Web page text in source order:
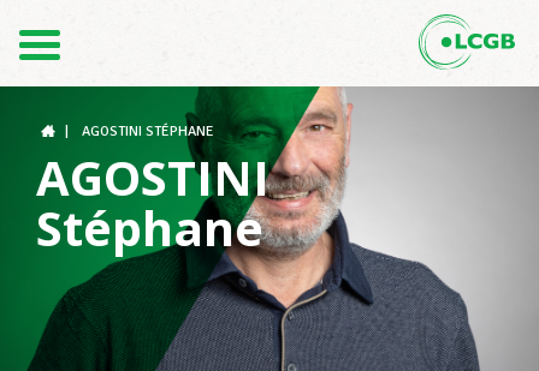
DE
Le LCGB
Structures syndicales
AGOSTINI STÉPHANE
AGOSTINI
Stéphane